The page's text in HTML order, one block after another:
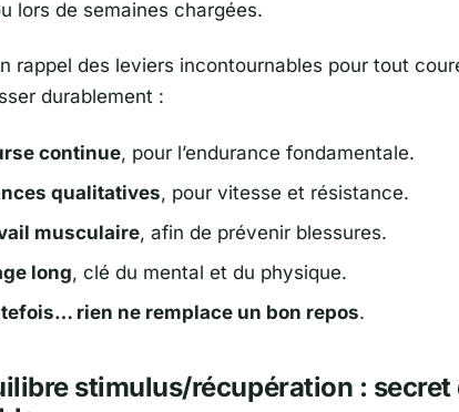
lors de semaines chargées.
rappel des leviers incontournables pour tout
durablement :
continue, pour l’endurance fondamentale.
qualitatives, pour vitesse et résistance.
musculaire, afin de prévenir blessures.
long, clé du mental et du physique.
rien ne remplace un bon repos.
stimulus/récupération :